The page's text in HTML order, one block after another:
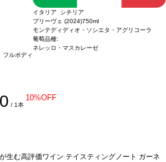
フルボディ
イタリア シチリア
プリーヴェ (2024)750ml
モンテディディオ・ソシエタ・アグリコーラ
葡萄品種:
ネレッロ・マスカレーゼ
/ 1本
10%OFF
生む高評価ワイン テイスティングノート ガーネ